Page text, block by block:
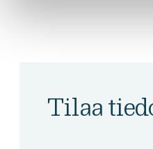
Tilaa